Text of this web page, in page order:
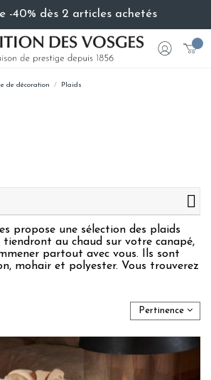
-40% dès 2 articles achetés
de décoration Plaids
propose une sélection des plaids
au chaud sur votre canapé,
partout avec vous. Ils sont
mohair et polyester. Vous trouverez
Pertinence